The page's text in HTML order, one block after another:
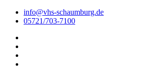
info@vhs-schaumburg.de
05721/703-7100